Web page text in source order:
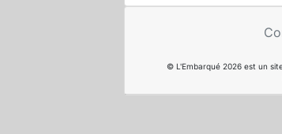
© L'Embarqué 2026 est un